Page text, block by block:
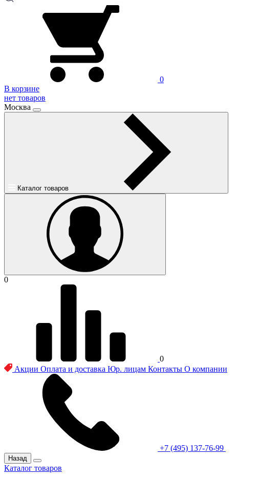
0
В корзине
нет товаров
Москва
Каталог товаров
0
0
Акции Оплата и доставка Юр. лицам Контакты О компании
+7 (495) 137-76-99
Назад
Каталог товаров